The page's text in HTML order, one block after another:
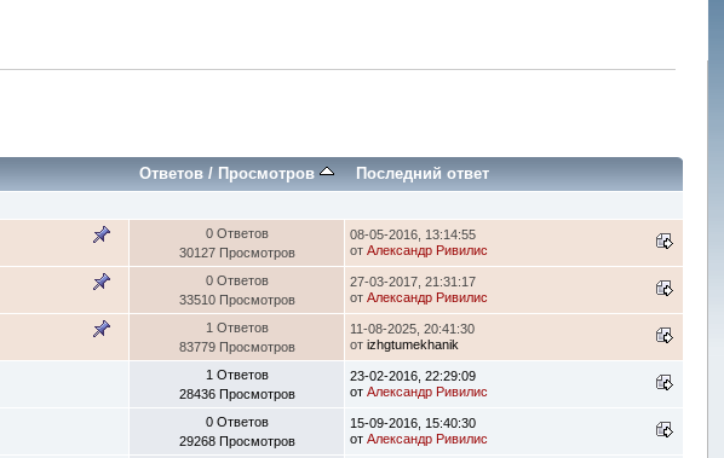
Ответов/ Просмотров Последний ответ
0 Ответов
30127 Просмотров
08-05-2016, 13:14:55
отАлександр Ривилис
0 Ответов
33510 Просмотров
27-03-2017, 21:31:17
отАлександр Ривилис
1 Ответов
83779 Просмотров
11-08-2025, 20:41:30
отizhgtumekhanik
1 Ответов
28436 Просмотров
23-02-2016, 22:29:09
отАлександр Ривилис
0 Ответов
29268 Просмотров
15-09-2016, 15:40:30
отАлександр Ривилис